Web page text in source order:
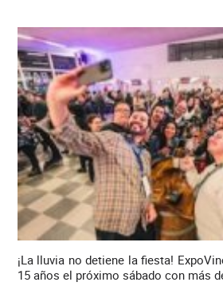
¡La lluvia no detiene la fiesta!
15 años el próximo sábado con más